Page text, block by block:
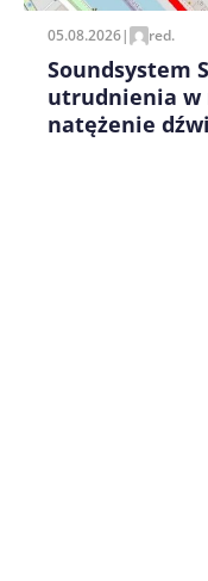
05.08.2026| red.
Soundsystem
utrudnienia w
natężenie